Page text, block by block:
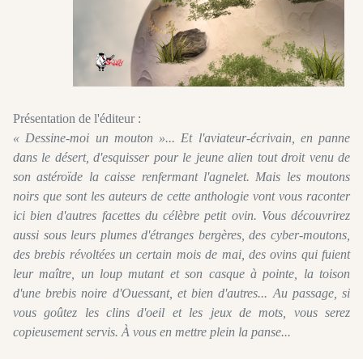
Présentation de l'éditeur :
« Dessine-moi un mouton »... Et l'aviateur-écrivain, en panne
dans le désert, d'esquisser pour le jeune alien tout droit venu de
son astéroïde la caisse renfermant l'agnelet. Mais les moutons
noirs que sont les auteurs de cette anthologie vont vous raconter
ici bien d'autres facettes du célèbre petit ovin. Vous découvrirez
aussi sous leurs plumes d'étranges bergères, des cyber-moutons,
des brebis révoltées un certain mois de mai, des ovins qui fuient
leur maître, un loup mutant et son casque à pointe, la toison
d'une brebis noire d'Ouessant, et bien d'autres... Au passage, si
vous goûtez les clins d'oeil et les jeux de mots, vous serez
copieusement servis. À vous en mettre plein la panse...